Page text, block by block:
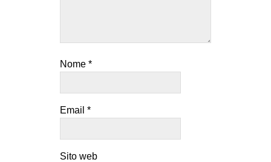
Nome *
Email *
Sito web